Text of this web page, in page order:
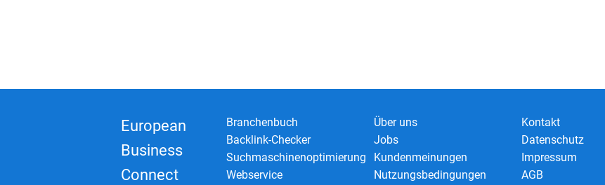
European
Business
Connect
Branchenbuch
Backlink-Checker
Suchmaschinenoptimierung
Webservice
Über uns
Jobs
Kundenmeinungen
Nutzungsbedingungen
Kontakt
Datenschutz
Impressum
AGB